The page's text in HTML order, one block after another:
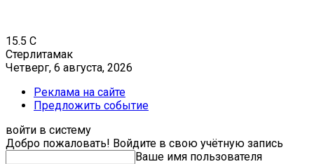
15.5 C
Стерлитамак
Четверг, 6 августа, 2026
Реклама на сайте
Предложить событие
войти в систему
Добро пожаловать! Войдите в свою учётную запись
Ваше имя пользователя